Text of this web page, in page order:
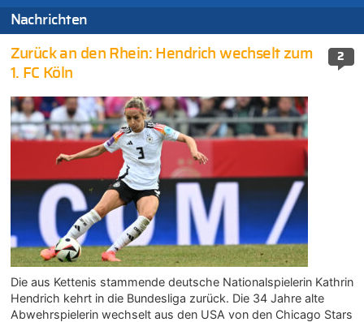
Nachrichten
2
Zurück an den Rhein: Hendrich wechselt zum
1. FC Köln
Die aus Kettenis stammende deutsche Nationalspielerin Kathrin
Hendrich kehrt in die Bundesliga zurück. Die 34 Jahre alte
Abwehrspielerin wechselt aus den USA von den Chicago Stars